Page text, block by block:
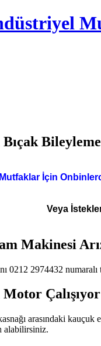
İçin
Veya
Makinesi
0212 2974432
arasındaki
alabilirsiniz.